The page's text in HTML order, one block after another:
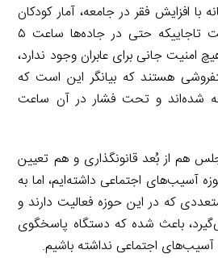
با افزایش فقر در جامعه، آمار کودکان
کار هم افزایش یافته است تاجاییکه حتی در جاده‌ها ساعت ۵
امنیت جانی برای عابران وجود ندارد،
هستند که بیانگر این است که
شده‌اند و تحت فشار در آن ساعت
هم از بُعد قانونگذاری و هم تعیین
آسیب‌های اجتماعی داشته‌ایم، اما به
که در این حوزه فعالیت دارند و
باعث شده که دستگاه پاسخگوی
آسیب‌های اجتماعی نداشته باشیم.